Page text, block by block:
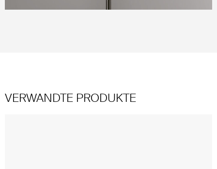
VERWANDTE PRODUKTE